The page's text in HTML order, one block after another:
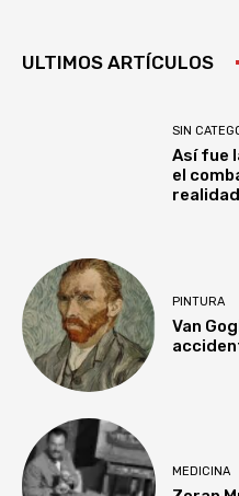
ULTIMOS ARTÍCULOS
SIN
Así fue
el
PINTURA
Van
MEDICINA